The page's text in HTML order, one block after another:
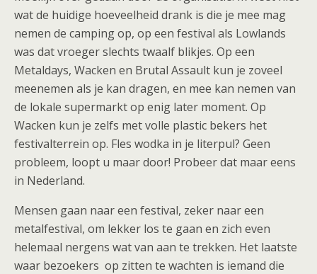
wat de huidige hoeveelheid drank is die je mee mag
nemen de camping op, op een festival als Lowlands
was dat vroeger slechts twaalf blikjes. Op een
Metaldays, Wacken en Brutal Assault kun je zoveel
meenemen als je kan dragen, en mee kan nemen van
de lokale supermarkt op enig later moment. Op
Wacken kun je zelfs met volle plastic bekers het
festivalterrein op. Fles wodka in je literpul? Geen
probleem, loopt u maar door! Probeer dat maar eens
in Nederland.
Mensen gaan naar een festival, zeker naar een
metalfestival, om lekker los te gaan en zich even
helemaal nergens wat van aan te trekken. Het laatste
waar bezoekers op zitten te wachten is iemand die